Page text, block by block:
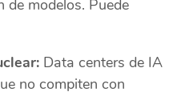
de modelos. Puede
Data centers de IA
no compiten con